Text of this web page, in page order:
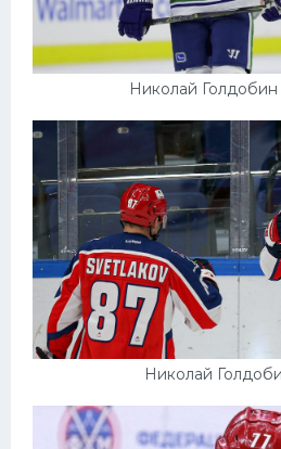
Николай
Николай